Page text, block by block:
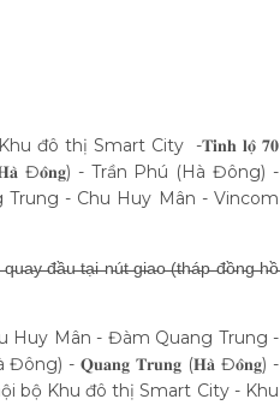
đô thị Smart City -𝐓𝐢̉𝐧𝐡 𝐥𝐨̣̂ 𝟕𝟎
Đ𝐨̂𝐧𝐠) - Trần Phú (Hà Đông) -
Trung - Chu Huy Mân - Vincom
̵đ̵ầ̵u̵ ̵t̵ạ̵i̵ ̵n̵ú̵t̵ ̵g̵i̵a̵o̵ ̵(̵t̵h̵á̵p̵ ̵đ̵ồ̵n̵g̵ ̵h̵ồ̵
Huy Mân - Đàm Quang Trung -
- 𝐐𝐮𝐚𝐧𝐠 𝐓𝐫𝐮𝐧𝐠 (𝐇𝐚̀ Đ𝐨̂𝐧𝐠) -
bộ Khu đô thị Smart City - Khu